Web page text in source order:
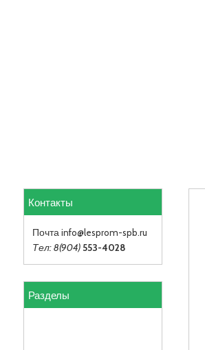
Контакты
Почта info@lesprom-spb.ru
Тел: 8(904) 553-4028
Разделы